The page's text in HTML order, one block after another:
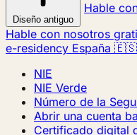
Diseño antiguo
Hable
Hable con nosotros
e-residency España 🇪🇸
NIE
NIE Verde
Número de la
Abrir una cuenta
Certificado digital